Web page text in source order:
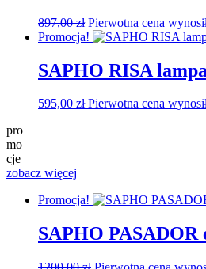
897,00zł Pierwotna cena
Promocja!
SAPHO RISA
595,00zł Pierwotna cena
pro
mo
cje
zobacz więcej
Promocja!
SAPHO PASADOR